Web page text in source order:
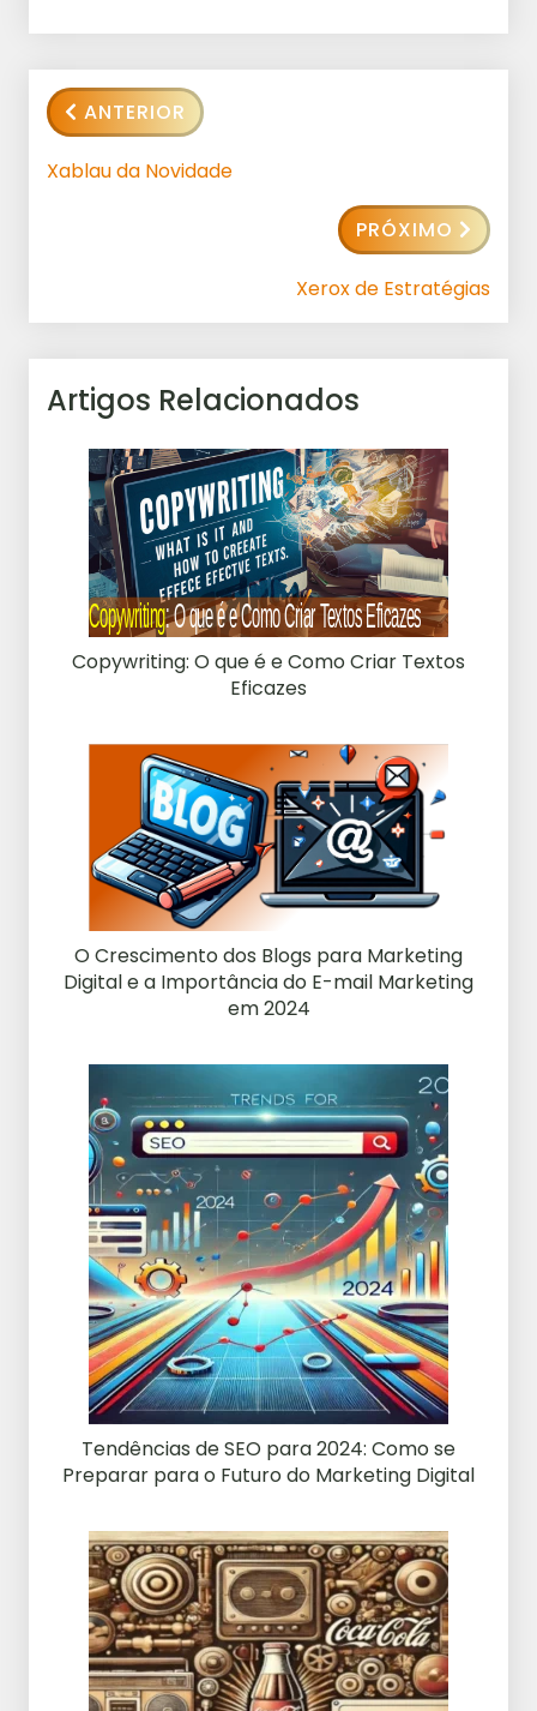
ANTERIOR
Xablau da Novidade
PRÓXIMO
Xerox de Estratégias
Artigos Relacionados
Copywriting: O que é e Como Criar Textos
Eficazes
O Crescimento dos Blogs para Marketing
Digital e a Importância do E-mail Marketing
em 2024
Tendências de SEO para 2024: Como se
Preparar para o Futuro do Marketing Digital